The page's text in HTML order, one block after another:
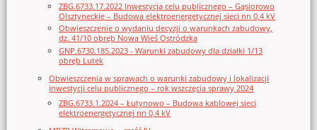
ZBG.6733.17.2022 Inwestycja celu publicznego – Gąsiorowo
Olsztyneckie – Budowa elektroenergetycznej sieci nn 0,4 kV
Obwieszczenie o wydaniu decyzji o warunkach zabudowy,
dz. 41/10 obręb Nowa Wieś Ostródzka
GNP.6730.185.2023 - Warunki zabudowy dla działki 1/13
obręb Lutek
Obwieszczenia w sprawach o warunki zabudowy i lokalizacji
inwestycji celu publicznego – rok wszczęcia sprawy 2024
ZBG.6733.1.2024 – Łutynowo – Budowa kablowej sieci
elektroenergetycznej nn 0,4 kV